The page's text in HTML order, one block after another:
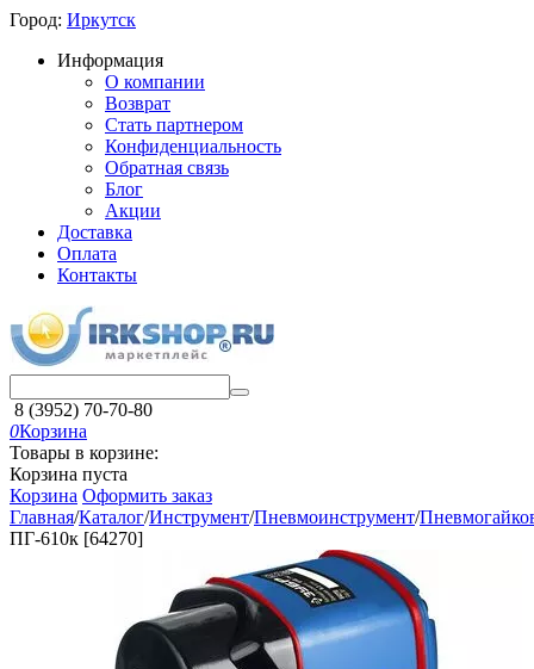
Город: Иркутск
Информация
О компании
Возврат
Стать партнером
Конфиденциальность
Обратная связь
Блог
Акции
Доставка
Оплата
Контакты
8 (3952) 70-70-80
0Корзина
Товары в корзине:
Корзина пуста
Корзина Оформить заказ
Главная/Каталог/Инструмент/Пневмоинструмент/
ПГ-610к [64270]